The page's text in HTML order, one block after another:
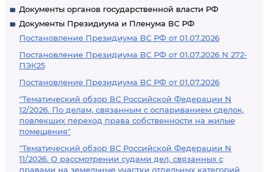
Документы органов государственной власти РФ
Документы Президиума и Пленума ВС РФ
Постановление Президиума ВС РФ от 01.07.2026
Постановление Президиума ВС РФ от 01.07.2026 N 272-
ПЭК25
Постановление Президиума ВС РФ от 01.07.2026
"Тематический обзор ВС Российской Федерации N
12/2026. По делам, связанным с оспариванием сделок,
повлекших переход права собственности на жилые
помещения"
"Тематический обзор ВС Российской Федерации N
11/2026. О рассмотрении судами дел, связанных с
правами на земельные участки отдельных категорий